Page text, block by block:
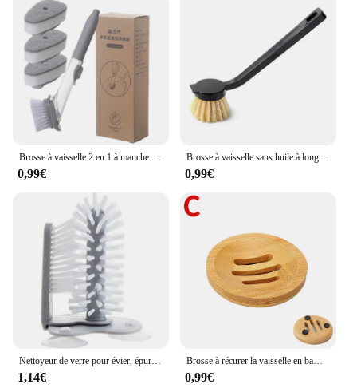
Brosse à vaisselle 2 en 1 à manche long, avec éponge perfectionnée, pour livres de cuisine
0,99€
Brosse à vaisselle sans huile à long manche, brosse à casseroles, brosse à vaisselle pour livres, cuisine, casserole, 1 pièce
0,99€
Nettoyeur de verre pour évier, épurateur de tasse, brosse HI, accessoires de cuisine, tasse à vin, ventouse, gadgets de brosse de livres, 2 en 1 clics
1,14€
Brosse à récurer la vaisselle en bambou Regina, épurateur de vaisselle en bois de cuisine, brosse de livres pour laver la vaisselle, casserole en fonte
0,99€